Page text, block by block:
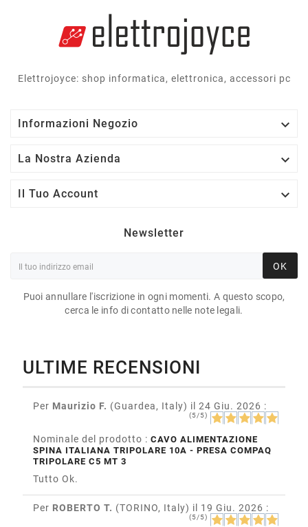
Elettrojoyce: shop informatica, elettronica, accessori pc
Informazioni Negozio 
La Nostra Azienda 
Il Tuo Account 
Newsletter
OK
Puoi annullare l'iscrizione in ogni momenti. A questo scopo,
cerca le info di contatto nelle note legali.
ULTIME RECENSIONI
Per Maurizio F. (Guardea, Italy) il 24 Giu. 2026 :
(5/5)
Nominale del prodotto : CAVO ALIMENTAZIONE
SPINA ITALIANA TRIPOLARE 10A - PRESA COMPAQ
TRIPOLARE C5 MT 3
Tutto Ok.
Per ROBERTO T. (TORINO, Italy) il 19 Giu. 2026 :
(5/5)